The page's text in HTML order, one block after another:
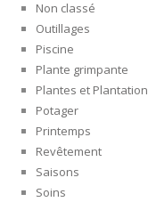
Non classé
Outillages
Piscine
Plante grimpante
Plantes et
Potager
Printemps
Revêtement
Saisons
Soins